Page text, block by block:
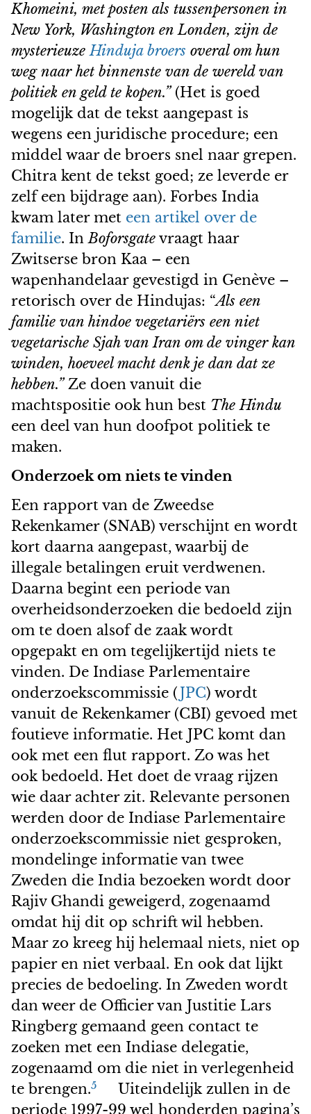
Khomeini, met posten als tussenpersonen in
New York, Washington en Londen, zijn de
mysterieuzeHinduja broers overal om hun
weg naar het binnenste van de wereld van
politiek en geld te kopen.”(Het is goed
mogelijk dat de tekst aangepast is
wegens een juridische procedure; een
middel waar de broers snel naar grepen.
Chitra kent de tekst goed; ze leverde er
zelf een bijdrage aan). Forbes India
kwam later met een artikel over de
familie. InBoforsgate vraagt haar
Zwitserse bron Kaa – een
wapenhandelaar gevestigd in Genève –
retorisch over de Hindujas: “Als een
familie van hindoe vegetariërs een niet
vegetarische Sjah van Iran om de vinger kan
winden, hoeveel macht denk je dan dat ze
hebben.”Ze doen vanuit die
machtspositie ook hun best The Hindu
een deel van hun doofpot politiek te
maken.
Onderzoek om niets te vinden
Een rapport van de Zweedse
Rekenkamer (SNAB) verschijnt en wordt
kort daarna aangepast, waarbij de
illegale betalingen eruit verdwenen.
Daarna begint een periode van
overheidsonderzoeken die bedoeld zijn
om te doen alsof de zaak wordt
opgepakt en om tegelijkertijd niets te
vinden. De Indiase Parlementaire
onderzoekscommissie ( JPC) wordt
vanuit de Rekenkamer (CBI) gevoed met
foutieve informatie. Het JPC komt dan
ook met een flut rapport. Zo was het
ook bedoeld. Het doet de vraag rijzen
wie daar achter zit. Relevante personen
werden door de Indiase Parlementaire
onderzoekscommissie niet gesproken,
mondelinge informatie van twee
Zweden die India bezoeken wordt door
Rajiv Ghandi geweigerd, zogenaamd
omdat hij dit op schrift wil hebben.
Maar zo kreeg hij helemaal niets, niet op
papier en niet verbaal. En ook dat lijkt
precies de bedoeling. In Zweden wordt
dan weer de Officier van Justitie Lars
Ringberg gemaand geen contact te
zoeken met een Indiase delegatie,
zogenaamd om die niet in verlegenheid
te brengen.5
Uiteindelijk zullen in de
periode 1997-99 wel honderden pagina’s